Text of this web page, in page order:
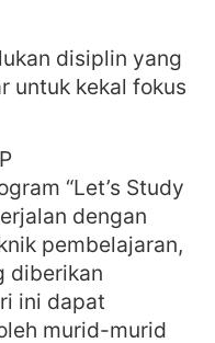
disiplin yang
untuk kekal fokus
“Let’s Study
dengan
pembelajaran,
diberikan
ini dapat
murid-murid